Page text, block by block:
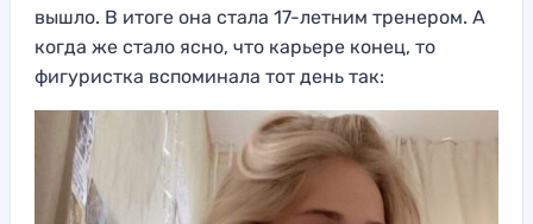
вышло. В итоге она стала 17-летним тренером. А
когда же стало ясно, что карьере конец, то
фигуристка вспоминала тот день так: